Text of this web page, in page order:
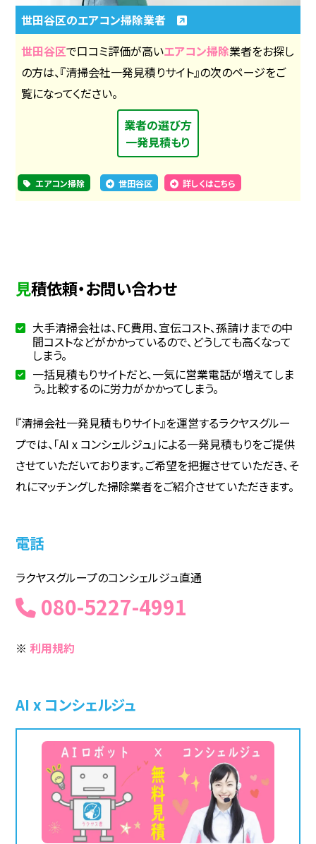
世田谷区のエアコン掃除業者
世田谷区で口コミ評価が高いエアコン掃除業者をお探し
の方は、『清掃会社一発見積りサイト』の次のページをご
覧になってください。
業者の選び方
一発見積もり
エアコン掃除 世田谷区 詳しくはこちら
見積依頼・お問い合わせ
大手清掃会社は、FC費用、宣伝コスト、孫請けまでの中
間コストなどがかかっているので、どうしても高くなって
しまう。
一括見積もりサイトだと、一気に営業電話が増えてしま
う。比較するのに労力がかかってしまう。
『清掃会社一発見積もりサイト』を運営するラクヤスグルー
プでは、「AI x コンシェルジュ」による一発見積もりをご提供
させていただいております。ご希望を把握させていただき、そ
れにマッチングした掃除業者をご紹介させていただきます。
電話
ラクヤスグループのコンシェルジュ直通
080-5227-4991
※利用規約
AI x コンシェルジュ